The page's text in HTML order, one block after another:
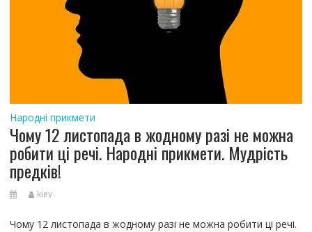
Народні прикмети
Чому 12 листопада в жодному разі не можна
робити ці речі. Народні прикмети. Мудрість
предків!
kiev
Чому 12 листопада в жодному разі не можна робити ці речі.